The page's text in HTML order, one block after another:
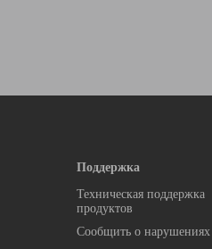
Поддержка
Техническая поддержка
продуктов
Сообщить о нарушениях